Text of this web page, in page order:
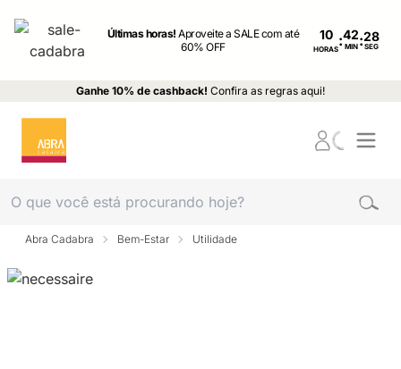
Últimas horas!Aproveite a SALE com até
60% OFF
10
HORAS: MIN : SEG
Ganhe 10% de cashback! Confira as regras aqui!
Abra Cadabra Bem-Estar Utilidade